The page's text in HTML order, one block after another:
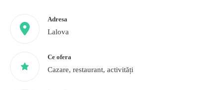
Adresa
Lalova
Ce ofera
Cazare, restaurant, activități